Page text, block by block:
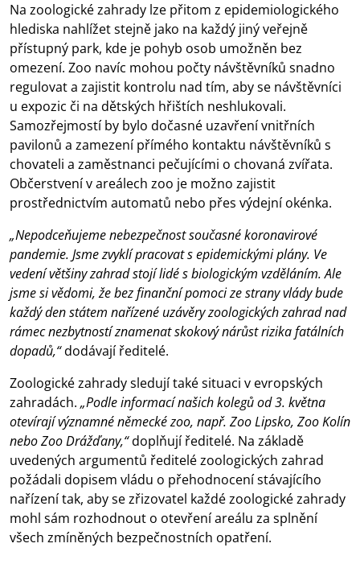
Na zoologické zahrady lze přitom z epidemiologického
hlediska nahlížet stejně jako na každý jiný veřejně
přístupný park, kde je pohyb osob umožněn bez
omezení. Zoo navíc mohou počty návštěvníků snadno
regulovat a zajistit kontrolu nad tím, aby se návštěvníci
u expozic či na dětských hřištích neshlukovali.
Samozřejmostí by bylo dočasné uzavření vnitřních
pavilonů a zamezení přímého kontaktu návštěvníků s
chovateli a zaměstnanci pečujícími o chovaná zvířata.
Občerstvení v areálech zoo je možno zajistit
prostřednictvím automatů nebo přes výdejní okénka.
„Nepodceňujeme nebezpečnost současné koronavirové
pandemie. Jsme zvyklí pracovat s epidemickými plány. Ve
vedení většiny zahrad stojí lidé s biologickým vzděláním. Ale
jsme si vědomi, že bez finanční pomoci ze strany vlády bude
každý den státem nařízené uzávěry zoologických zahrad nad
rámec nezbytností znamenat skokový nárůst rizika fatálních
dopadů,“dodávají ředitelé.
Zoologické zahrady sledují také situaci v evropských
zahradách. „Podle informací našich kolegů od 3. května
otevírají významné německé zoo, např. Zoo Lipsko, Zoo Kolín
nebo Zoo Drážďany,“doplňují ředitelé. Na základě
uvedených argumentů ředitelé zoologických zahrad
požádali dopisem vládu o přehodnocení stávajícího
nařízení tak, aby se zřizovatel každé zoologické zahrady
mohl sám rozhodnout o otevření areálu za splnění
všech zmíněných bezpečnostních opatření.